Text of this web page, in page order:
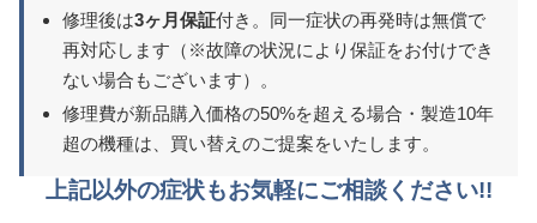
修理後は3ヶ月保証付き。同一症状の再発時は無償で
再対応します（※故障の状況により保証をお付けでき
ない場合もございます）。
修理費が新品購入価格の50%を超える場合・製造10年
超の機種は、買い替えのご提案をいたします。
上記以外の症状もお気軽にご相談ください!!